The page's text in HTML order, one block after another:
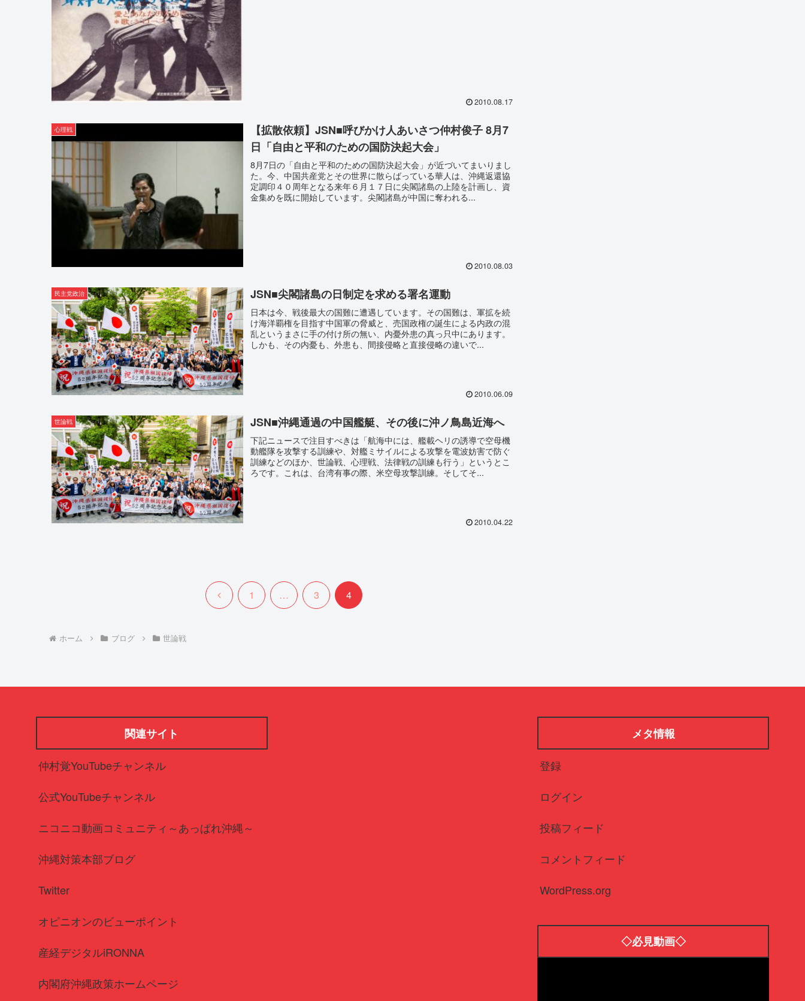
2010.08.17
心理戦
【拡散依頼】JSN■呼びかけ人あいさつ仲村俊子 8月7
日「自由と平和のための国防決起大会」
8月7日の「自由と平和のための国防決起大会」が近づいてまいりまし
た。今、中国共産党とその世界に散らばっている華人は、沖縄返還協
定調印４０周年となる来年６月１７日に尖閣諸島の上陸を計画し、資
金集めを既に開始しています。尖閣諸島が中国に奪われる...
2010.08.03
民主党政治 JSN■尖閣諸島の日制定を求める署名運動
日本は今、戦後最大の国難に遭遇しています。その国難は、軍拡を続
け海洋覇権を目指す中国軍の脅威と、売国政権の誕生による内政の混
乱というまさに手の付け所の無い、内憂外患の真っ只中にあります。
しかも、その内憂も、外患も、間接侵略と直接侵略の違いで...
2010.06.09
世論戦 JSN■沖縄通過の中国艦艇、その後に沖ノ鳥島近海へ
下記ニュースで注目すべきは「航海中には、艦載ヘリの誘導で空母機
動艦隊を攻撃する訓練や、対艦ミサイルによる攻撃を電波妨害で防ぐ
訓練などのほか、世論戦、心理戦、法律戦の訓練も行う」というとこ
ろです。これは、台湾有事の際、米空母攻撃訓練。そしてそ...
2010.04.22
前
1 … 3 4
ホーム ブログ 世論戦
関連サイト
仲村覚YouTubeチャンネル
公式YouTubeチャンネル
ニコニコ動画コミュニティ～あっぱれ沖縄～
沖縄対策本部ブログ
Twitter
オピニオンのビューポイント
産経デジタルiRONNA
内閣府沖縄政策ホームページ
メタ情報
登録
ログイン
投稿フィード
コメントフィード
WordPress.org
◇必見動画◇